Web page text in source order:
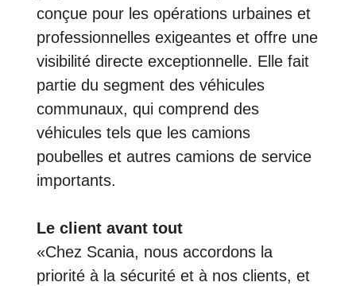
conçue pour les opérations urbaines et
professionnelles exigeantes et offre une
visibilité directe exceptionnelle. Elle fait
partie du segment des véhicules
communaux, qui comprend des
véhicules tels que les camions
poubelles et autres camions de service
importants.
Le client avant tout
«Chez Scania, nous accordons la
priorité à la sécurité et à nos clients, et